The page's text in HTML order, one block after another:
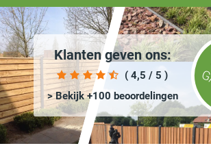
Klanten geven ons:
( 4,5 / 5 )
> Bekijk +100 beoordelingen